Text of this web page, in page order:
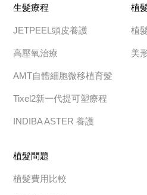
生髮療程
JETPEEL頭皮養護
高壓氧治療
AMT自體細胞微移植育髮
Tixel2新一代提可塑療程
INDIBA ASTER 養護
植
植
美
植髮問題
植髮費用比較